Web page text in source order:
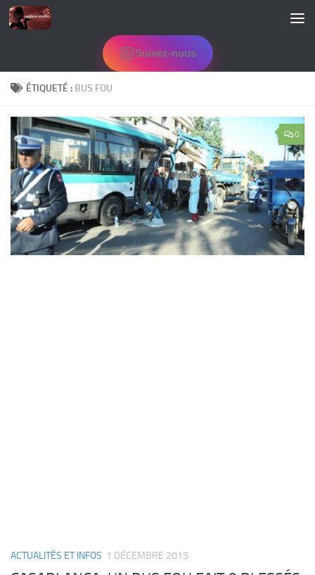
Skip to content
Suivez-nous
ÉTIQUETÉ : BUS FOU
0
ACTUALITÉS ET INFOS 1 DÉCEMBRE 2015